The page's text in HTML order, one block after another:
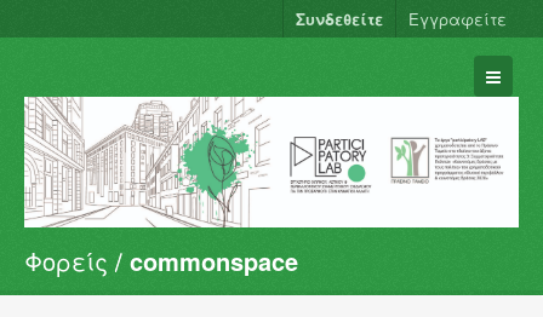
Συνδεθείτε Εγγραφείτε
Σύνολα Δεδομένων
Φορείς
Φορείς commonspace